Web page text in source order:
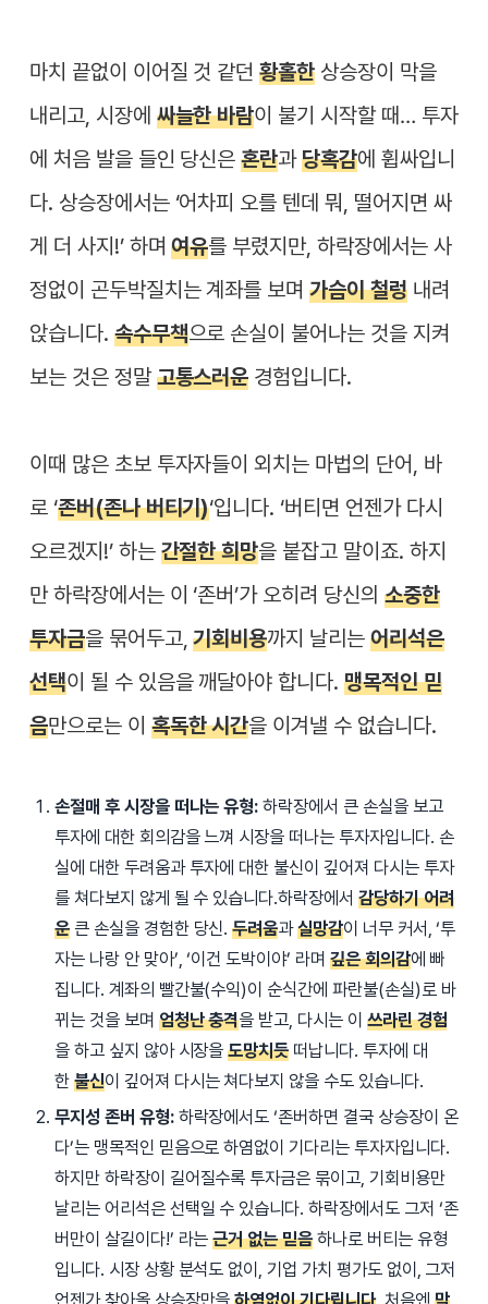
마치 끝없이 이어질 것 같던황홀한 상승장이 막을
내리고, 시장에 싸늘한 바람이 불기 시작할 때… 투자
에 처음 발을 들인 당신은혼란과당혹감에 휩싸입니
다. 상승장에서는 ‘어차피 오를 텐데 뭐, 떨어지면 싸
게 더 사지!’ 하며여유를 부렸지만, 하락장에서는 사
정없이 곤두박질치는 계좌를 보며가슴이 철렁내려
앉습니다. 속수무책으로 손실이 불어나는 것을 지켜
보는 것은 정말고통스러운 경험입니다.
이때 많은 초보 투자자들이 외치는 마법의 단어, 바
로 ‘존버(존나 버티기)‘입니다. ‘버티면 언젠가 다시
오르겠지!’ 하는 간절한 희망을 붙잡고 말이죠. 하지
만 하락장에서는 이 ‘존버’가 오히려 당신의 소중한
투자금을 묶어두고,기회비용까지 날리는 어리석은
선택이 될 수 있음을 깨달아야 합니다. 맹목적인 믿
음만으로는 이 혹독한 시간을 이겨낼 수 없습니다.
손절매 후 시장을 떠나는 유형: 하락장에서 큰 손실을 보고
투자에 대한 회의감을 느껴 시장을 떠나는 투자자입니다. 손
실에 대한 두려움과 투자에 대한 불신이 깊어져 다시는 투자
를 쳐다보지 않게 될 수 있습니다.하락장에서 감당하기 어려
운 큰 손실을 경험한 당신.두려움과실망감이 너무 커서, ‘투
자는 나랑 안 맞아’, ‘이건 도박이야’ 라며 깊은 회의감에 빠
집니다. 계좌의 빨간불(수익)이 순식간에 파란불(손실)로 바
뀌는 것을 보며 엄청난 충격을 받고, 다시는 이 쓰라린 경험
을 하고 싶지 않아 시장을도망치듯 떠납니다. 투자에 대
한 불신이 깊어져 다시는 쳐다보지 않을 수도 있습니다.
무지성 존버 유형:하락장에서도 ‘존버하면 결국 상승장이 온
다’는 맹목적인 믿음으로 하염없이 기다리는 투자자입니다.
하지만 하락장이 길어질수록 투자금은 묶이고, 기회비용만
날리는 어리석은 선택일 수 있습니다.하락장에서도 그저 ‘존
버만이 살길이다!’ 라는근거 없는 믿음 하나로 버티는 유형
입니다. 시장 상황 분석도 없이, 기업 가치 평가도 없이, 그저